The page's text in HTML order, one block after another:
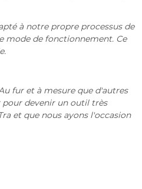
à notre propre processus de
mode de fonctionnement. Ce
fur et à mesure que d'autres
pour devenir un outil très
et que nous ayons l'occasion